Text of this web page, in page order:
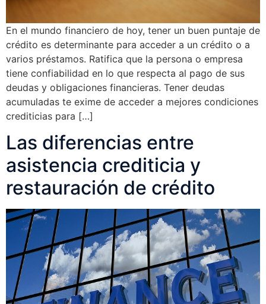
En el mundo financiero de hoy, tener un buen puntaje de
crédito es determinante para acceder a un crédito o a
varios préstamos. Ratifica que la persona o empresa
tiene confiabilidad en lo que respecta al pago de sus
deudas y obligaciones financieras. Tener deudas
acumuladas te exime de acceder a mejores condiciones
crediticias para […]
Las diferencias entre
asistencia crediticia y
restauración de crédito